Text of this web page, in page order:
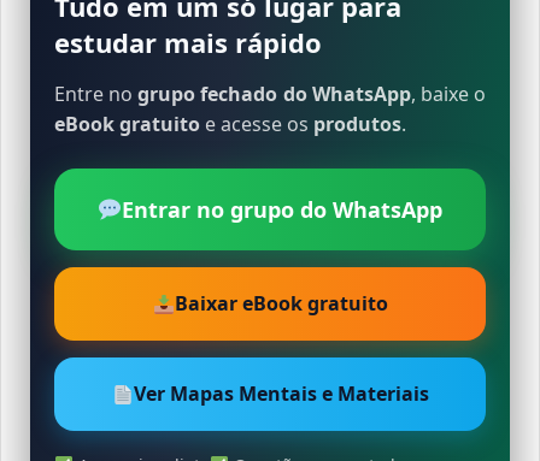
estudar mais rápido
Entre nogrupo fechado do WhatsApp, baixe o
eBook gratuito e acesse os produtos.
Entrar no grupo do WhatsApp
Baixar eBook gratuito
Ver Mapas Mentais e Materiais